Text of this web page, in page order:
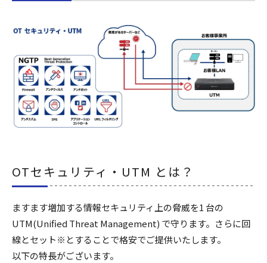
OTセキュリティ・UTM とは？
ますます増加する情報セキュリティ上の脅威を1 台の
UTM(Unified Threat Management) で守ります。さらに回
線とセット※とすることで格安でご提供いたします。
以下の特長がございます。